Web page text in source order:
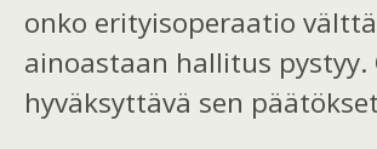
onko erityisoperaatio
ainoastaan hallitus pystyy.
hyväksyttävä sen